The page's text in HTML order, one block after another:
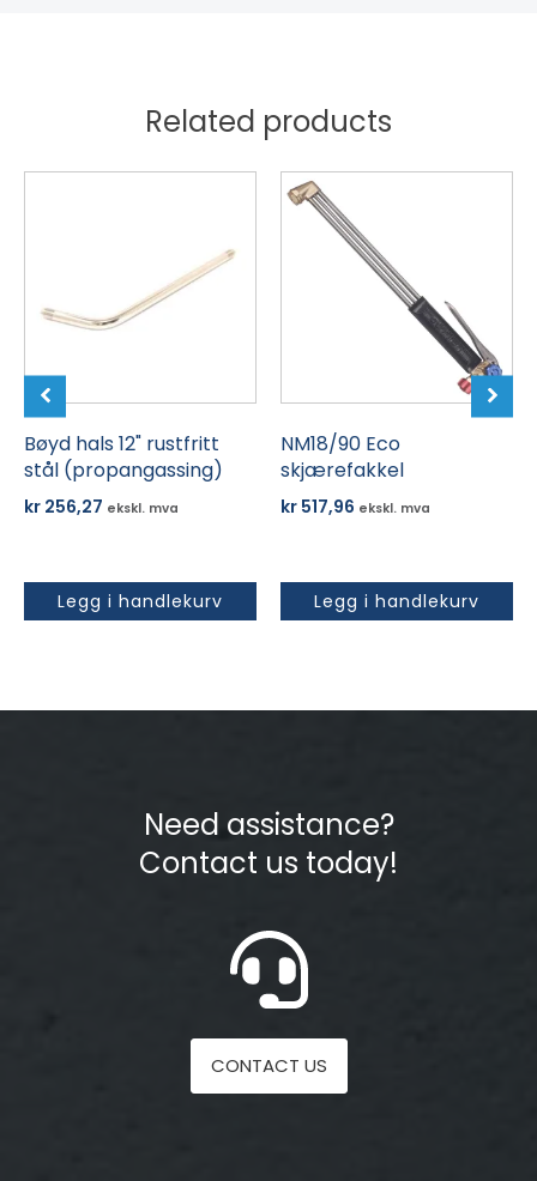
Related products
Bøyd hals 12" rustfritt
stål (propangassing)
kr 256,27 ekskl. mva
Legg i handlekurv
NM18/90 Eco
skjærefakkel
kr517,96 ekskl. mva
Legg i handlekurv
Need assistance?
Contact us today!
CONTACT US